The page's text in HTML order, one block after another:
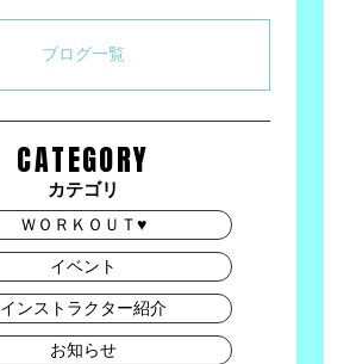
ブログ一覧
CATEGORY
カテゴリ
ＷＯＲＫＯＵＴ♥
イベント
インストラクター紹介
お知らせ